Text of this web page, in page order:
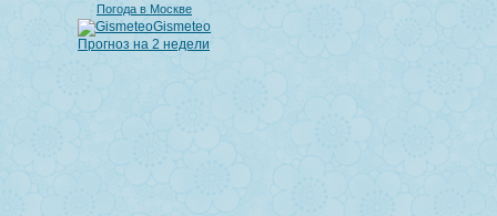
Погода в Москве
Gismeteo
Прогноз на 2 недели